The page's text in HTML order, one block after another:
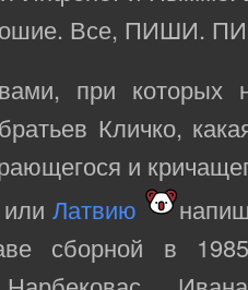
Все, ПИШИ.
при которых
Кличко,
и
или Латвию
сборной в